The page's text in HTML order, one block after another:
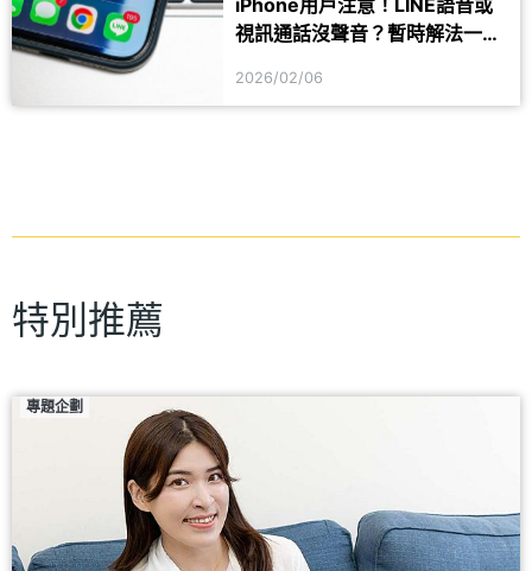
iPhone用戶注意！LINE語音或
視訊通話沒聲音？暫時解法一次
2026/02/06
特別推薦
專題企劃